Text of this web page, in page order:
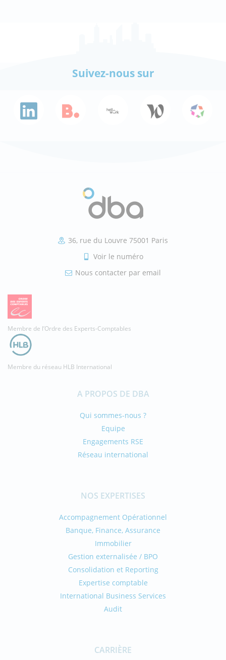
Suivez-nous sur
36, rue du Louvre 75001 Paris
Voir le numéro
Nous contacter par email
Membre de l’Ordre des Experts-Comptables
Membre du réseau HLB International
A PROPOS DE DBA
Qui sommes-nous ?
Equipe
Engagements RSE
Réseau international
NOS EXPERTISES
Accompagnement Opérationnel
Banque, Finance, Assurance
Immobilier
Gestion externalisée / BPO
Consolidation et Reporting
Expertise comptable
International Business Services
Audit
CARRIÈRE